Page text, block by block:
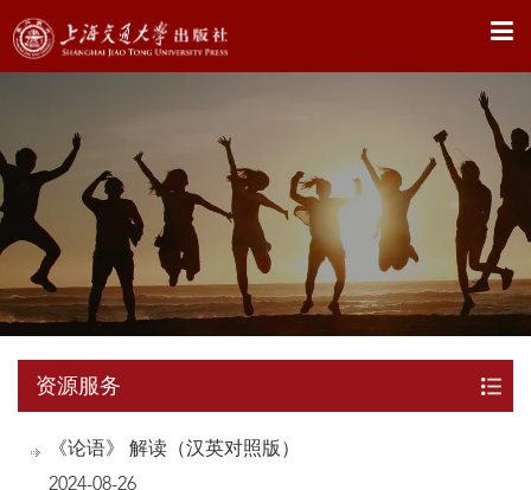
X
资源服务
《论语》 解读（汉英对照版）
2024-08-26